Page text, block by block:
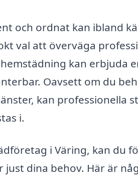
och ordnat kan ibland
val att överväga
kan erbjuda
Oavsett om du
kan professionella
i.
i Väring, kan du
just dina behov. Här är